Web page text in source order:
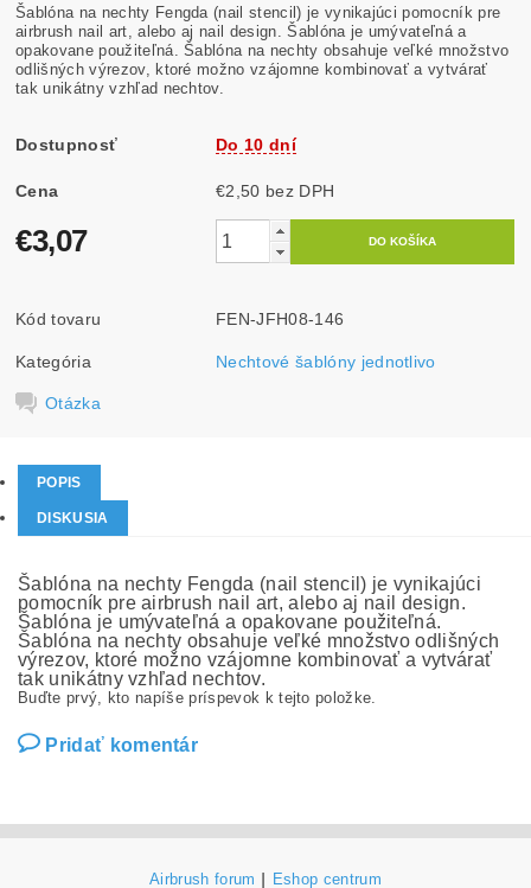
Šablóna na nechty Fengda (nail stencil) je vynikajúci pomocník pre
airbrush nail art, alebo aj nail design. Šablóna je umývateľná a
opakovane použiteľná. Šablóna na nechty obsahuje veľké množstvo
odlišných výrezov, ktoré možno vzájomne kombinovať a vytvárať
tak unikátny vzhľad nechtov.
Dostupnosť Do 10 dní
Cena €2,50 bez DPH
€3,07
Kód tovaru FEN-JFH08-146
Kategória Nechtové šablóny jednotlivo
Otázka
POPIS
DISKUSIA
Šablóna na nechty Fengda (nail stencil) je vynikajúci
pomocník pre airbrush nail art, alebo aj nail design.
Šablóna je umývateľná a opakovane použiteľná.
Šablóna na nechty obsahuje veľké množstvo odlišných
výrezov, ktoré možno vzájomne kombinovať a vytvárať
tak unikátny vzhľad nechtov.
Buďte prvý, kto napíše príspevok k tejto položke.
Pridať komentár
Airbrush forum Eshop centrum